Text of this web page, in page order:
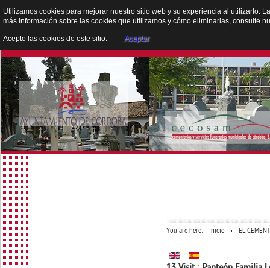
You are here: Inicio EL
Utilizamos cookies para mejorar nuestro sitio web y su experiencia al utilizarlo.
más información sobre las cookies que utilizamos y cómo eliminarlas, consulte
Acepto las cookies de este sitio. Aceptar